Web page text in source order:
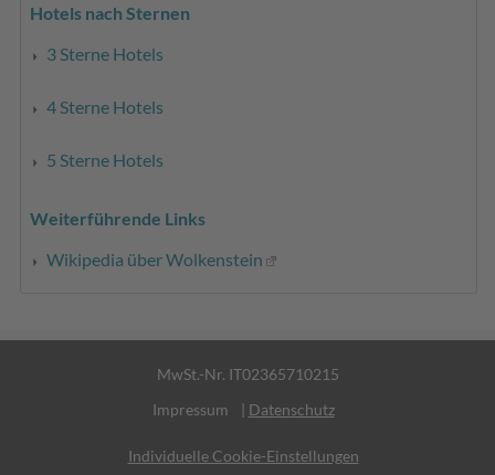
Hotels nach Sternen
3 Sterne Hotels
4 Sterne Hotels
5 Sterne Hotels
Weiterführende Links
Wikipedia über Wolkenstein
MwSt.-Nr. IT02365710215
Impressum
| Datenschutz
Individuelle Cookie-Einstellungen